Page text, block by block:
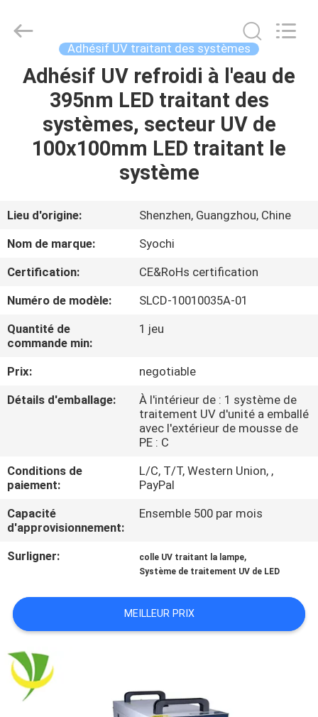
MAISON
PRODUITS
DE
NOUS
VISITE
D'USINE
CONTRÔLE
DE
QUALITÉ
NOUS
NOUVELLES
DEMANDEZ
CITATION
PLAN
DU
SITE
Syochi
Electronics
Reserved.
Adhésif UV traitant des systèmes
Adhésif UV refroidi à l'eau de
395nm LED traitant des
systèmes, secteur UV de
100x100mm LED traitant le
système
Lieu d'origine:
Shenzhen, Guangzhou, Chine
Nom de marque:
Syochi
Certification:
CE&RoHs certification
Numéro de modèle:
SLCD-10010035A-01
Quantité de
commande min:
1 jeu
Prix:
negotiable
Détails d'emballage:
À l'intérieur de : 1 système de
traitement UV d'unité a emballé
avec l'extérieur de mousse de
PE : C
Conditions de
paiement:
L/C, T/T, Western Union, ,
PayPal
Capacité
d'approvisionnement:
Ensemble 500 par mois
Surligner: colle UV traitant la lampe,
Système de traitement UV de LED
MEILLEUR PRIX